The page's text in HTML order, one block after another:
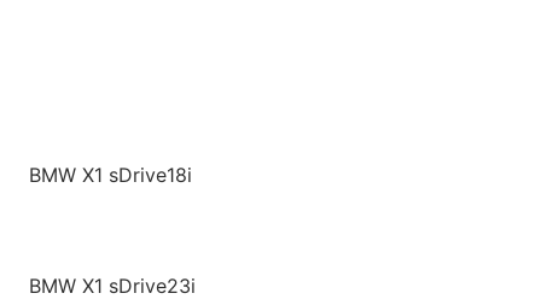
BMW X1 sDrive18i
BMW X1 sDrive23i